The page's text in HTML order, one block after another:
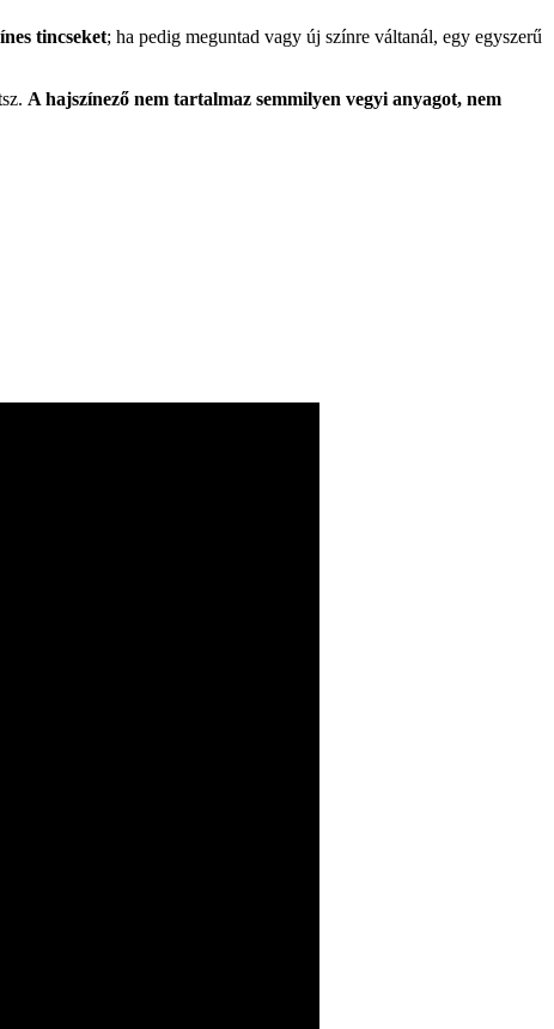
tincseket; ha pedig meguntad vagy új színre váltanál, egy egyszerű
A hajszínező nem tartalmaz semmilyen vegyi anyagot, nem